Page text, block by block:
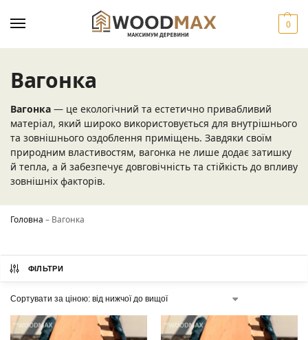
0
Вагонка
Вагонка — це екологічний та естетично привабливий
матеріал, який широко використовується для внутрішнього
та зовнішнього оздоблення приміщень. Завдяки своїм
природним властивостям, вагонка не лише додає затишку
й тепла, а й забезпечує довговічність та стійкість до впливу
зовнішніх факторів.
Головна – Вагонка
ФІЛЬТРИ